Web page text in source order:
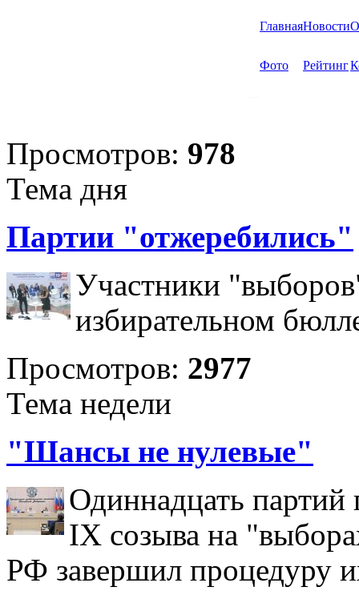
ГлавнаяНовости
Фото Рейтинг
Просмотров: 978
Тема дня
Партии "отжеребились"
Участники
избирательном
Просмотров: 2977
Тема недели
"Шансы не нулевые"
Одиннадцать партий
IX созыва на
РФ завершил процедуру